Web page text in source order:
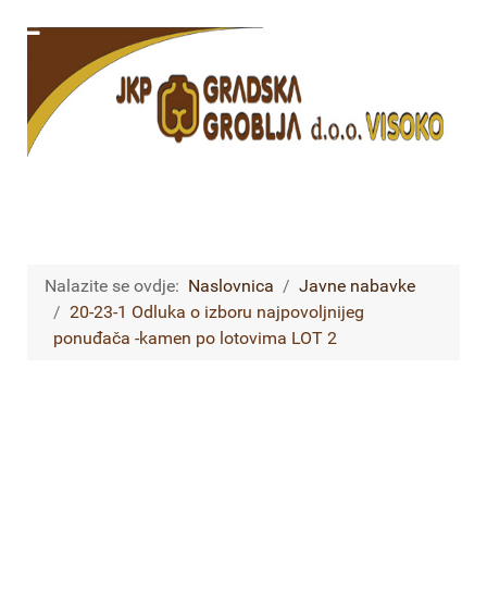
Nalazite se ovdje: Naslovnica
Javne nabavke
20-23-1 Odluka o izboru najpovoljnijeg
ponuđača -kamen po lotovima LOT 2